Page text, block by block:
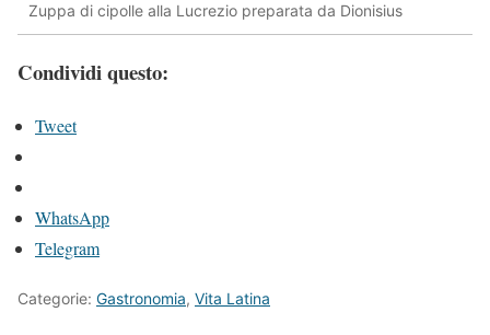
Zuppa di cipolle alla Lucrezio preparata da Dionisius
Condividi questo:
Tweet
WhatsApp
Telegram
Categorie: Gastronomia, Vita Latina